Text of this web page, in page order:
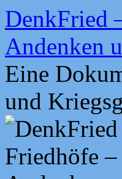
Zum
Inhalt
springen
DenkFried
Andenken
Eine
und